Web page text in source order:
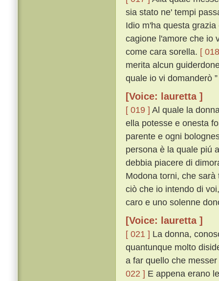
sia stato ne' tempi
Idio m'ha questa
cagione l'amore che io
come cara sorella. [
merita alcun
quale io vi domanderò
[Voice: lauretta ]
[ 019 ] Al quale la
ella potesse e onesta
parente e ogni
persona è la quale piú
debbia piacere di
Modona torni, che
ciò che io intendo di
caro e uno solenne
[Voice: lauretta ]
[ 021 ] La donna,
quantunque molto
a far quello che
022 ] E appena erano